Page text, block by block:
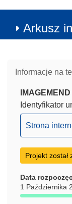
Arkusz
Informacje na
IMAGEMEND
Identyfikator
(odnośnik
otworzy
się
w
oknie)
Strona
Projekt został
Data
1 Października